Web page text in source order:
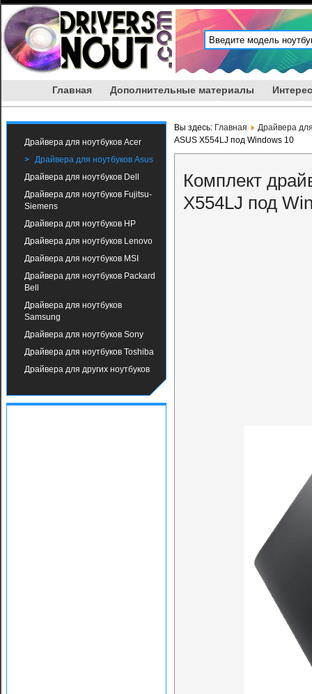
Главная Дополнительные материалы
Драйвера для ноутбуков Acer
Драйвера для ноутбуков Asus
Драйвера для ноутбуков Dell
Драйвера для ноутбуков Fujitsu-
Siemens
Драйвера для ноутбуков HP
Драйвера для ноутбуков Lenovo
Драйвера для ноутбуков MSI
Драйвера для ноутбуков Packard
Bell
Драйвера для ноутбуков
Samsung
Драйвера для ноутбуков Sony
Драйвера для ноутбуков Toshiba
Драйвера для других ноутбуков
Вы здесь: Главная
Драйвера
ASUS X554LJ под Windows 10
Комплект
X554LJ под